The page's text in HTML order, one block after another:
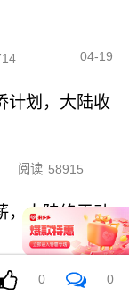
04-19
计划，​大陆收
阅读 58915
，大陆终于动
阅读 79932
0 0